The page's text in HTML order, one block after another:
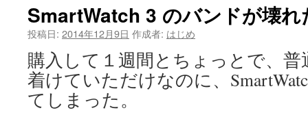
SmartWatch 3 のバンドが壊れ
投稿日: 2014年12月9日 作成者: はじめ
購入して１週間とちょっとで、
着けていただけなのに、
てしまった。